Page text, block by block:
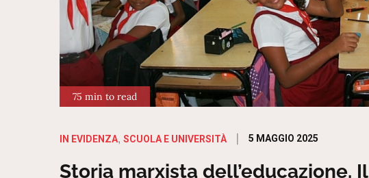
75 min to read
IN EVIDENZA SCUOLA E UNIVERSITÀ
Posted
5 MAGGIO 2025
Storia marxista dell’educazione.